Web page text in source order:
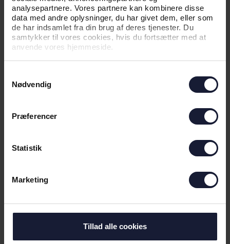
analysepartnere. Vores partnere kan kombinere disse
data med andre oplysninger, du har givet dem, eller som
de har indsamlet fra din brug af deres tjenester. Du
samtykker til vores cookies, hvis du fortsætter med at
anvende vores hjemmeside.
Nødvendig
Præferencer
Statistik
Marketing
Tillad alle cookies
07.05.2026
NYHED
VORES NYE HJEM